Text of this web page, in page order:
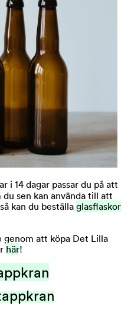
i 14 dagar passar du på att
sen kan använda till att
kan du beställa glasflaskor
genom att köpa Det Lilla
här!